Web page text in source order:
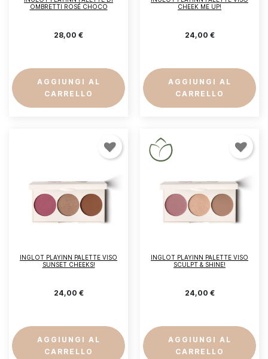
OMBRETTI ROSÉ CHOCO
28,00 €
AGGIUNGI AL
CARRELLO
CHEEK ME UP!
24,00 €
AGGIUNGI AL
CARRELLO
INGLOT PLAYINN PALETTE VISO
SUNSET CHEEKS!
24,00 €
AGGIUNGI AL
CARRELLO
INGLOT PLAYINN PALETTE VISO
SCULPT & SHINE!
24,00 €
AGGIUNGI AL
CARRELLO